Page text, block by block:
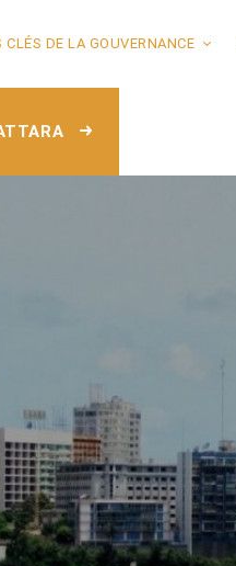
CLÉS DE LA GOUVERNANCE